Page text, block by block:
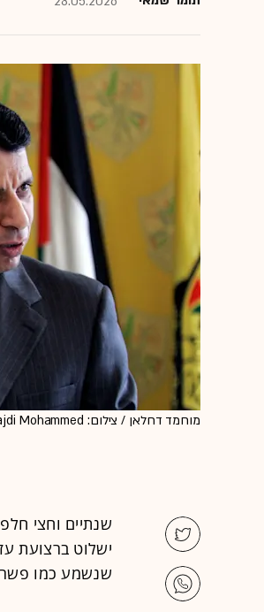
מוחמד דחלאן / צילום: ap, Majdi Mohammed
שנתיים וחצי
ישלוט ברצועת
שנשמע כמו